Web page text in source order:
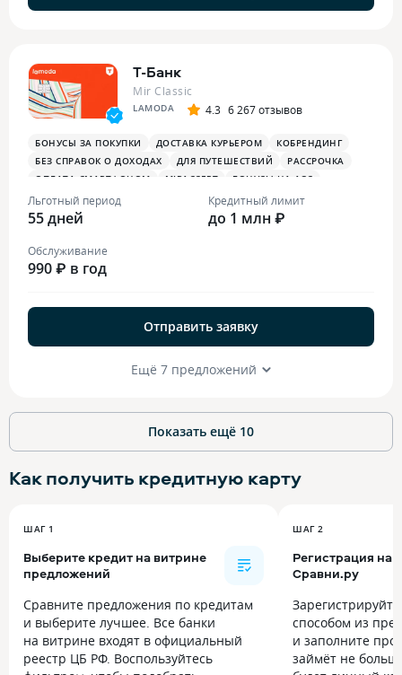
Т-Банк
Mir Classic
LAMODA 4.3 6 267 отзывов
БОНУСЫ ЗА ПОКУПКИ ДОСТАВКА КУРЬЕРОМ
КОБРЕНДИНГ
БЕЗ СПРАВОК О ДОХОДАХ
ДЛЯ ПУТЕШЕСТВИЙ
РАССРОЧКА
ОПЛАТА СМАРТФОНОМ
MIRACCEPT
БОНУСЫ НА АЗС
БОНУСЫ В РЕСТОРАНАХ
ПЛАТЕЖНЫЙ СТИКЕР
Льготный период
55 дней
Кредитный лимит
до 1 млн ₽
Обслуживание
990 ₽ в год
Отправить заявку
Ещё 7 предложений
Показать ещё 10
Как получить кредитную карту
ШАГ 1
Выберите кредит на витрине
предложений
Сравните предложения по кредитам
и выберите лучшее. Все банки
на витрине входят в официальный
реестр ЦБ РФ. Воспользуйтесь
ШАГ 2
Регистрация на
Сравни.ру
способом из
и заполните
займёт не